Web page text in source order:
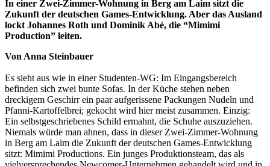
In einer Zwei-Zimmer-Wohnung in Berg am Laim sitzt die
Zukunft der deutschen Games-Entwicklung. Aber das Ausland
lockt Johannes Roth und Dominik Abé, die “Mimimi
Production” leiten.
Von Anna Steinbauer
Es sieht aus wie in einer Studenten-WG: Im Eingangsbereich
befinden sich zwei bunte Sofas. In der Küche stehen neben
dreckigem Geschirr ein paar aufgerissene Packungen Nudeln und
Pfanni-Kartoffelbrei; gekocht wird hier meist zusammen. Einzig:
Ein selbstgeschriebenes Schild ermahnt, die Schuhe auszuziehen.
Niemals würde man ahnen, dass in dieser Zwei-Zimmer-Wohnung
in Berg am Laim die Zukunft der deutschen Games-Entwicklung
sitzt: Mimimi Productions. Ein junges Produktionsteam, das als